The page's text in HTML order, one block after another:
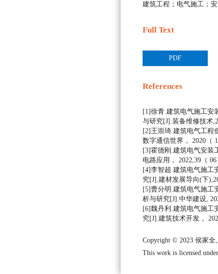
建筑工程；电气施工；
Full Text
PDF
References
[1]徐青.建筑电气施工安
与研究[J].装备维修技术
[2]王崇琦.建筑电气工程
数字通信世界， 2020（
[3]霍德刚.建筑电气安装
电路应用， 2022,39（
[4]李智超.建筑电气施工
究[J].建材发展导向(下
[5]曹分明.建筑电气施工
析与研究[J].中华建设,
[6]魏丹利.建筑电气施工
究[J].建筑技术开发，
Copyright © 2023 侯家全
This work is licensed